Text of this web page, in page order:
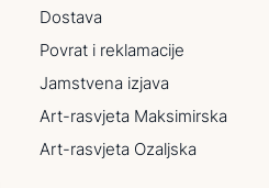
Dostava
Povrat i reklamacije
Jamstvena izjava
Art-rasvjeta Maksimirska
Art-rasvjeta Ozaljska